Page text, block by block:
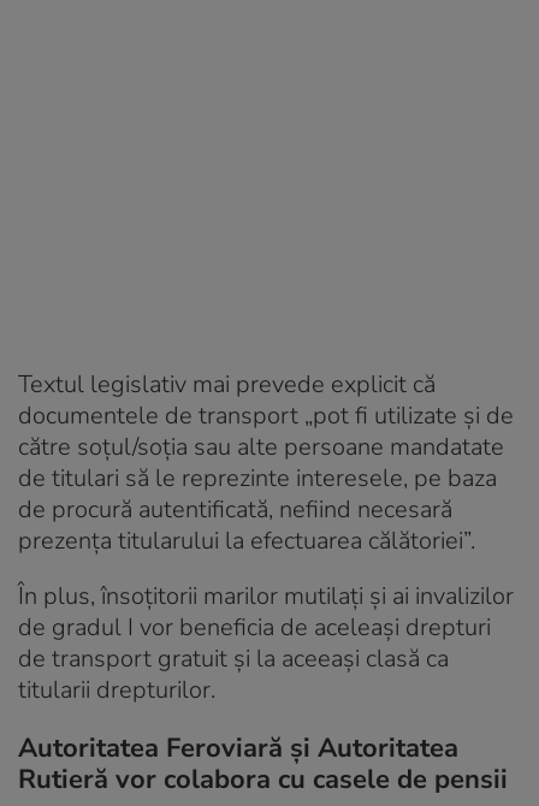
Textul legislativ mai prevede explicit că
documentele de transport „pot fi utilizate și de
către soțul/soția sau alte persoane mandatate
de titulari să le reprezinte interesele, pe baza
de procură autentificată, nefiind necesară
prezența titularului la efectuarea călătoriei”.
În plus, însoțitorii marilor mutilați și ai invalizilor
de gradul I vor beneficia de aceleași drepturi
de transport gratuit și la aceeași clasă ca
titularii drepturilor.
Autoritatea Feroviară și Autoritatea
Rutieră vor colabora cu casele de pensii